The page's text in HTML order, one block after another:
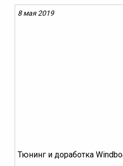
8 мая 2019
Тюнинг и доработка